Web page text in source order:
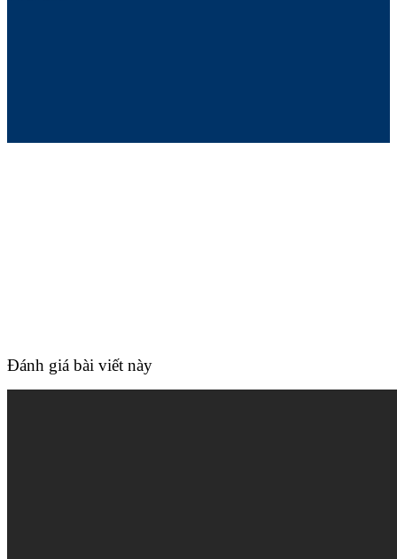
Đánh giá bài viết này